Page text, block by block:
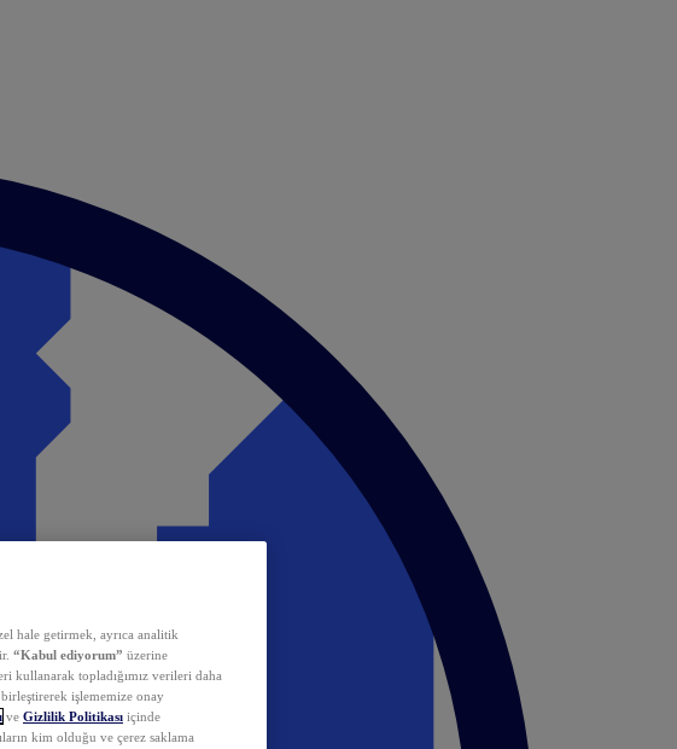
hale getirmek, ayrıca analitik
“Kabul ediyorum” üzerine
kullanarak topladığımız verileri daha
işlememize onay
ve Gizlilik Politikası içinde
kim olduğu ve çerez saklama